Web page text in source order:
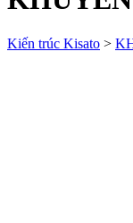
Kiến trúc Kisato >